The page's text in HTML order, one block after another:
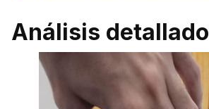
Análisis detallado